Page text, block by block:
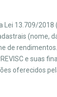
Lei 13.709/
(nome,
de
e suas
oferecidos